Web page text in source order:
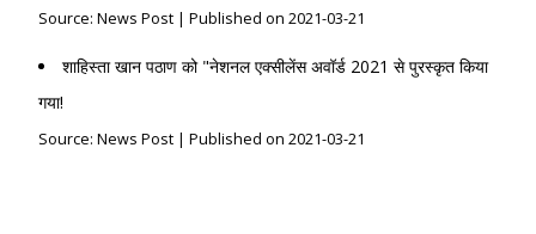
Source: News Post Published on 2021-03-21
शाहिस्ता खान पठाण को "नेशनल एक्सीलेंस अवॉर्ड 2021 से पुरस्कृत किया
गया!
Source: News Post Published on 2021-03-21